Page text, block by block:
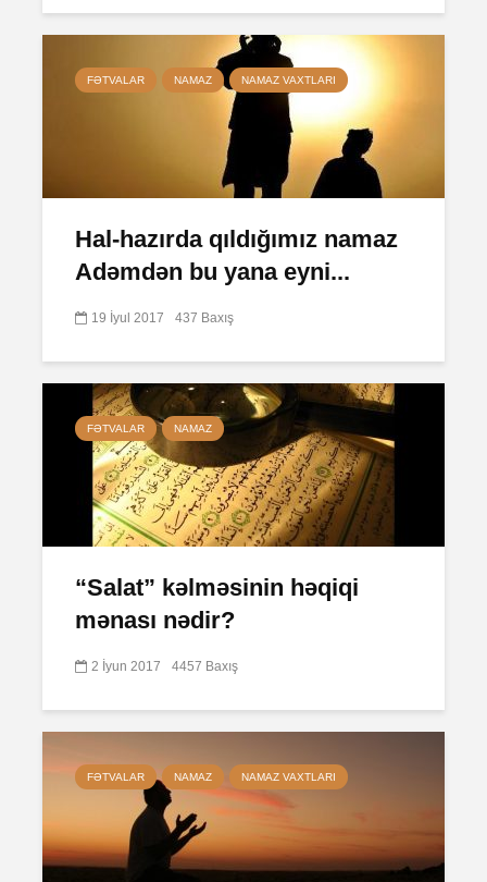
FƏTVALAR NAMAZ NAMAZ VAXTLARI
Hal-hazırda qıldığımız namaz
Adəmdən bu yana eyni...
19 İyul 2017 437 Baxış
FƏTVALAR NAMAZ
“Salat” kəlməsinin həqiqi
mənası nədir?
2 İyun 2017 4457 Baxış
FƏTVALAR NAMAZ NAMAZ VAXTLARI